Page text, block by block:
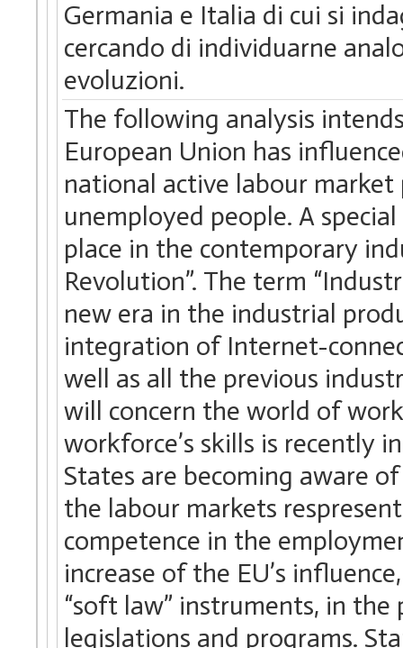
Germania e Italia di cui si
cercando di individuarne
evoluzioni.
The following analysis
European Union has
national active labour
unemployed people. A
place in the contemporary
Revolution”. The term
new era in the industrial
integration of Internet-
well as all the previous
will concern the world of
workforce’s skills is recently
States are becoming aware
the labour markets
competence in the
increase of the EU’s
“soft law” instruments, in
legislations and programs.